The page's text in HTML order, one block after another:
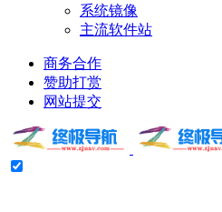
系统镜像
主流软件站
商务合作
赞助打赏
网站提交